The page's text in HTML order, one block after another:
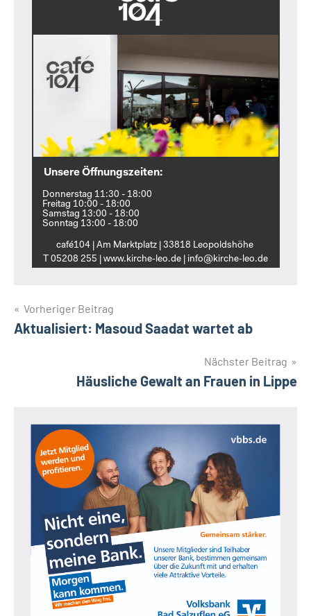
Unsere Öffnungszeiten:
Donnerstag 11:30 - 18:00
Freitag 10:00 - 18:00
Samstag 13:00 - 18:00
Sonntag 13:00 - 18:00
café104 | Am Marktplatz | 33818 Leopoldshöhe
T 05208 255 | www.kirche‑leo.de | info@kirche‑leo.de
Beitragsnavigation
Vorheriger Beitrag
Aktualisiert: Masoud Saadat wartet ab
Nächster Beitrag
Häusliche Gewalt an Frauen in Lippe